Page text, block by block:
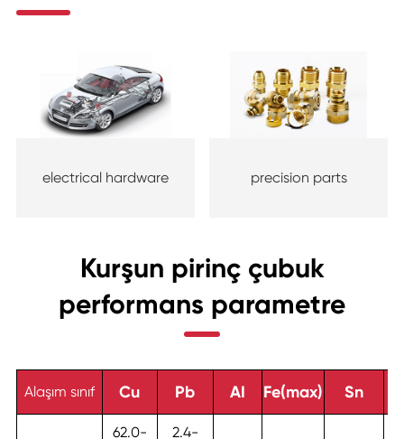
electrical hardware precision parts
Kurşun pirinç çubuk
performans parametre
Alaşım sınıf Cu Pb AI Fe(max) Sn
62.0-
2.4-